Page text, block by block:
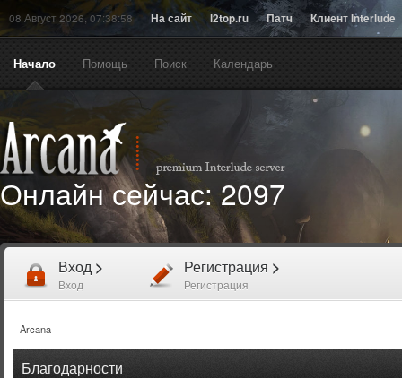
08 Август 2026, 07:38:58 На сайт l2top.ru Патч Клиент Interlude
Начало Помощь Поиск Календарь
Онлайн сейчас:2097
Вход >
Вход
Регистрация >
Регистрация
Arcana
Благодарности